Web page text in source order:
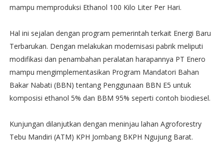
mampu memproduksi Ethanol 100 Kilo Liter Per Hari.
Hal ini sejalan dengan program pemerintah terkait Energi Baru
Terbarukan. Dengan melakukan modernisasi pabrik meliputi
modifikasi dan penambahan peralatan harapannya PT Enero
mampu mengimplementasikan Program Mandatori Bahan
Bakar Nabati (BBN) tentang Penggunaan BBN E5 untuk
komposisi ethanol 5% dan BBM 95% seperti contoh biodiesel.
Kunjungan dilanjutkan dengan meninjau lahan Agroforestry
Tebu Mandiri (ATM) KPH Jombang BKPH Ngujung Barat.